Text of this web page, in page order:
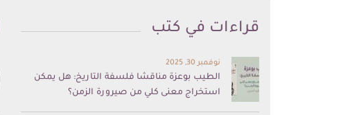
قراءات في كتب
نوفمبر 30, 2025
الطيب بوعزة مناقشا فلسفة التاريخ: هل يمكن
استخراج معنى كلي من صيرورة الزمن؟